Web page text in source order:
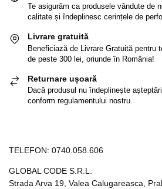
Te asigurăm ca produsele vândute de
calitate și îndeplinesc cerințele de
Livrare gratuită
Beneficiază de Livrare Gratuită pentru
de peste 300 lei, oriunde în România!
Returnare ușoară
Dacă produsul nu îndeplinește
conform regulamentului nostru.
TELEFON: 0740.058.606
GLOBAL CODE S.R.L.
Strada Arva 19, Valea Calugareasca,